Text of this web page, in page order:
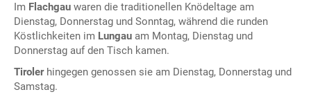
Im Flachgau waren die traditionellen Knödeltage am
Dienstag, Donnerstag und Sonntag, während die runden
Köstlichkeiten im Lungau am Montag, Dienstag und
Donnerstag auf den Tisch kamen.
Tirolerhingegen genossen sie am Dienstag, Donnerstag und
Samstag.